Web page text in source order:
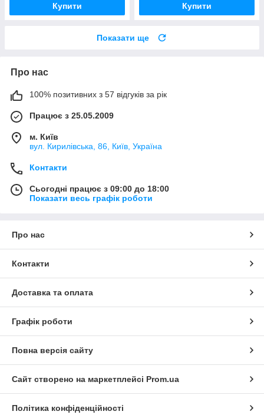
Купити Купити
Показати ще
Про нас
100% позитивних з 57 відгуків за рік
Працює з 25.05.2009
м. Київ
вул. Кирилівська, 86, Київ, Україна
Контакти
Сьогодні працює з 09:00 до 18:00
Показати весь графік роботи
Про нас
Контакти
Доставка та оплата
Графік роботи
Повна версія сайту
Сайт створено на маркетплейсі Prom.ua
Політика конфіденційності